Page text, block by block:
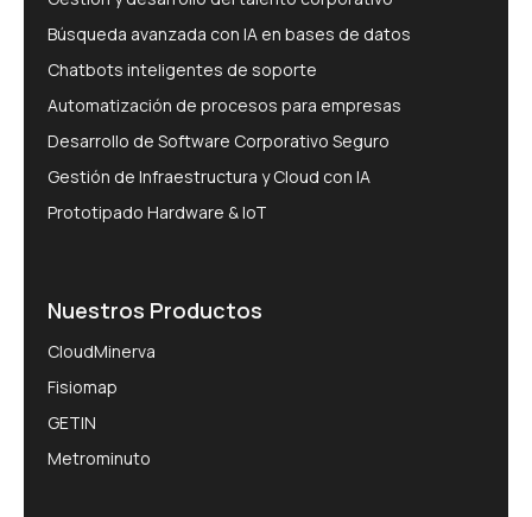
Búsqueda avanzada con IA en bases de datos
Chatbots inteligentes de soporte
Automatización de procesos para empresas
Desarrollo de Software Corporativo Seguro
Gestión de Infraestructura y Cloud con IA
Prototipado Hardware & IoT
Nuestros Productos
CloudMinerva
Fisiomap
GETIN
Metrominuto